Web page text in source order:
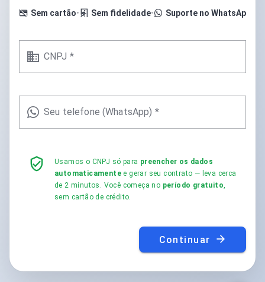
Sem cartão• Sem fidelidade• Suporte no WhatsApp
CNPJ *
Seu telefone (WhatsApp) *
Usamos o CNPJ só para preencher os dados
automaticamente e gerar seu contrato — leva cerca
de 2 minutos. Você começa no período gratuito,
sem cartão de crédito.
Continuar